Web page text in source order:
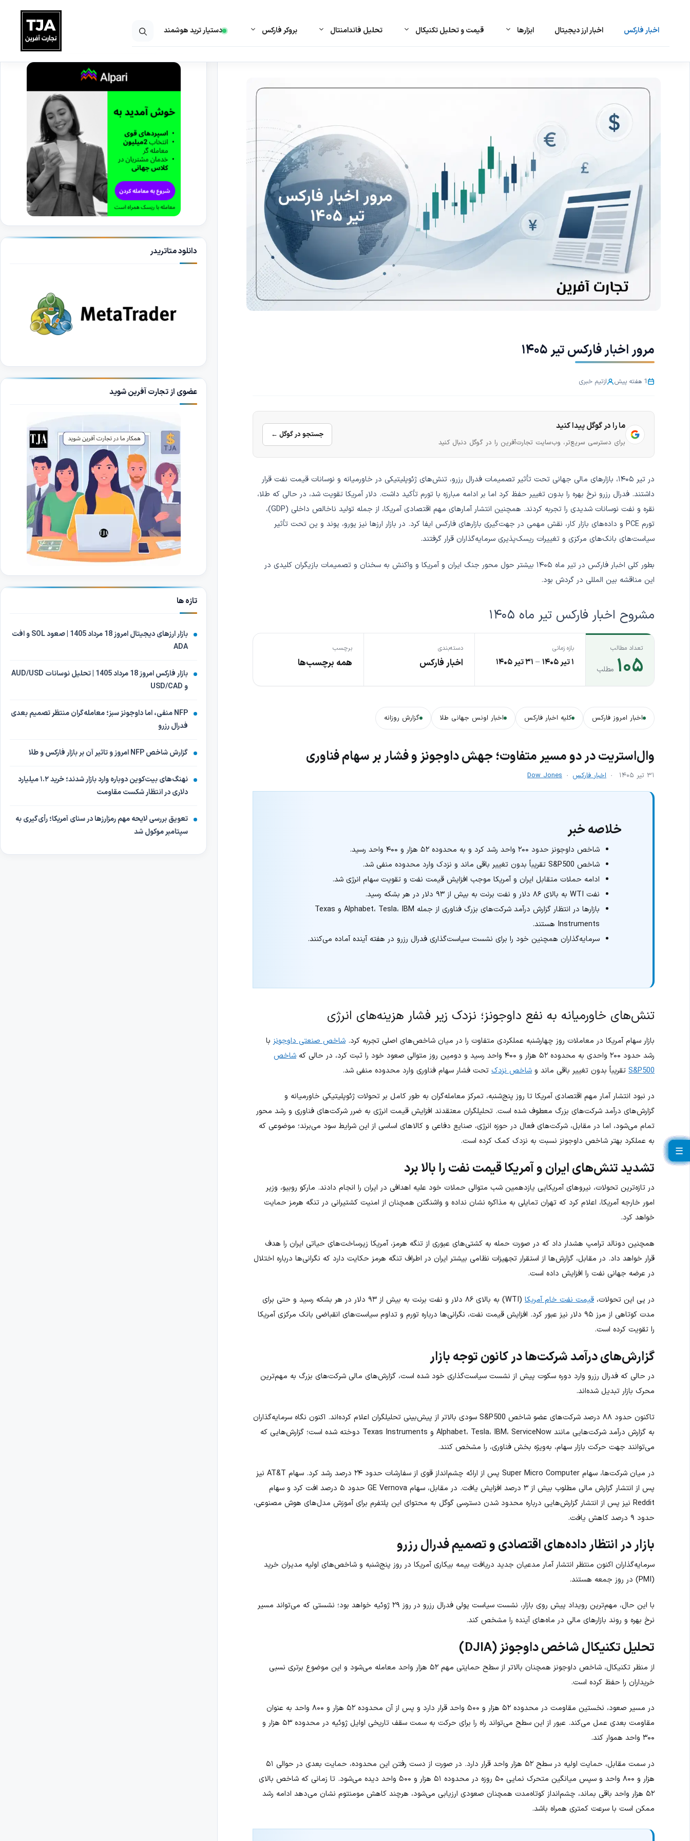
اخبار فارکس اخبار ارز دیجیتال ابزارها قیمت و تحلیل تکنیکال تحلیل فاندامنتال بروکر فارکس دستیار ترید هوشمند
مرور اخبار فارکس تیر ۱۴۰۵
1 هفته پیش ازتیم خبری
ما را در گوگل پیدا کنید
برای دسترسی سریع‌تر، وب‌سایت تجارت‌آفرین را در گوگل دنبال کنید
جستجو در گوگل ←
در تیر ۱۴۰۵، بازارهای مالی جهانی تحت تأثیر تصمیمات فدرال رزرو، تنش‌های ژئوپلیتیکی در خاورمیانه و نوسانات قیمت نفت قرار
داشتند. فدرال رزرو نرخ بهره را بدون تغییر حفظ کرد اما بر ادامه مبارزه با تورم تأکید داشت. دلار آمریکا تقویت شد، در حالی که طلا،
نقره و نفت نوسانات شدیدی را تجربه کردند. همچنین انتشار آمارهای مهم اقتصادی آمریکا، از جمله تولید ناخالص داخلی (GDP)،
تورم PCE و داده‌های بازار کار، نقش مهمی در جهت‌گیری بازارهای فارکس ایفا کرد. در بازار ارزها نیز یورو، پوند و ین تحت تأثیر
سیاست‌های بانک‌های مرکزی و تغییرات ریسک‌پذیری سرمایه‌گذاران قرار گرفتند.
بطور کلی اخبار فارکس در تیر ماه ۱۴۰۵ بیشتر حول محور جنگ ایران و آمریکا و واکنش به سخنان و تصمیمات بازیگران کلیدی در
این مناقشه بین المللی در گردش بود.
مشروح اخبار فارکس تیر ماه ۱۴۰۵
تعداد مطالب
۱۰۵ مطلب
بازه زمانی
۱ تیر ۱۴۰۵ – ۳۱ تیر ۱۴۰۵
دسته‌بندی
اخبار فارکس
برچسب
همه برچسب‌ها
اخبار امروز فارکس کلیه اخبار فارکس اخبار اونس جهانی طلا گزارش روزانه
وال‌استریت در دو مسیر متفاوت؛ جهش داوجونز و فشار بر سهام فناوری
۳۱ تیر ۱۴۰۵ اخبار فارکس Dow Jones
خلاصه خبر
شاخص داوجونز حدود ۲۰۰ واحد رشد کرد و به محدوده ۵۲ هزار و ۴۰۰ واحد رسید.
شاخص S&P500 تقریباً بدون تغییر باقی ماند و نزدک وارد محدوده منفی شد.
ادامه حملات متقابل ایران و آمریکا موجب افزایش قیمت نفت و تقویت سهام انرژی شد.
نفت WTI به بالای ۸۶ دلار و نفت برنت به بیش از ۹۳ دلار در هر بشکه رسید.
بازارها در انتظار گزارش درآمد شرکت‌های بزرگ فناوری از جمله Alphabet، Tesla، IBM و Texas
Instruments هستند.
سرمایه‌گذاران همچنین خود را برای نشست سیاست‌گذاری فدرال رزرو در هفته آینده آماده می‌کنند.
تنش‌های خاورمیانه به نفع داوجونز؛ نزدک زیر فشار هزینه‌های انرژی
بازار سهام آمریکا در معاملات روز چهارشنبه عملکردی متفاوت را در میان شاخص‌های اصلی تجربه کرد. شاخص صنعتی داوجونز با
رشد حدود ۲۰۰ واحدی به محدوده ۵۲ هزار و ۴۰۰ واحد رسید و دومین روز متوالی صعود خود را ثبت کرد، در حالی که
شاخص
S&P500 تقریباً بدون تغییر باقی ماند و شاخص نزدک تحت فشار سهام فناوری وارد محدوده منفی شد.
در نبود انتشار آمار مهم اقتصادی آمریکا تا روز پنج‌شنبه، تمرکز معامله‌گران به طور کامل بر تحولات ژئوپلیتیکی خاورمیانه و
گزارش‌های درآمد شرکت‌های بزرگ معطوف شده است. تحلیلگران معتقدند افزایش قیمت انرژی به ضرر شرکت‌های فناوری و رشد محور
تمام می‌شود، اما در مقابل، شرکت‌های فعال در حوزه انرژی، صنایع دفاعی و کالاهای اساسی از این شرایط سود می‌برند؛ موضوعی که
به عملکرد بهتر شاخص داوجونز نسبت به نزدک کمک کرده است.
تشدید تنش‌های ایران و آمریکا قیمت نفت را بالا برد
در تازه‌ترین تحولات، نیروهای آمریکایی یازدهمین شب متوالی حملات خود علیه اهدافی در ایران را انجام دادند. مارکو روبیو، وزیر
امور خارجه آمریکا، اعلام کرد که تهران تمایلی به مذاکره نشان نداده و واشنگتن همچنان از امنیت کشتیرانی در تنگه هرمز حمایت
خواهد کرد.
همچنین دونالد ترامپ هشدار داد که در صورت حمله به کشتی‌های عبوری از تنگه هرمز، آمریکا زیرساخت‌های حیاتی ایران را هدف
قرار خواهد داد. در مقابل، گزارش‌ها از استقرار تجهیزات نظامی بیشتر ایران در اطراف تنگه هرمز حکایت دارد که نگرانی‌ها درباره اختلال
در عرضه جهانی نفت را افزایش داده است.
در پی این تحولات، قیمت نفت خام آمریکا
(WTI) به بالای ۸۶ دلار و نفت برنت به بیش از ۹۳ دلار در هر بشکه رسید و حتی برای
مدت کوتاهی از مرز ۹۵ دلار نیز عبور کرد. افزایش قیمت نفت، نگرانی‌ها درباره تورم و تداوم سیاست‌های انقباضی بانک مرکزی آمریکا
را تقویت کرده است.
گزارش‌های درآمد شرکت‌ها در کانون توجه بازار
در حالی که فدرال رزرو وارد دوره سکوت پیش از نشست سیاست‌گذاری خود شده است، گزارش‌های مالی شرکت‌های بزرگ به مهم‌ترین
محرک بازار تبدیل شده‌اند.
تاکنون حدود ۸۸ درصد شرکت‌های عضو شاخص S&P500 سودی بالاتر از پیش‌بینی تحلیلگران اعلام کرده‌اند. اکنون نگاه سرمایه‌گذاران
به گزارش درآمد شرکت‌هایی مانند Alphabet، Tesla، IBM، ServiceNow و Texas Instruments دوخته شده است؛ گزارش‌هایی که
می‌توانند جهت حرکت بازار سهام، به‌ویژه بخش فناوری، را مشخص کنند.
در میان شرکت‌ها، سهام Super Micro Computer پس از ارائه چشم‌انداز قوی از سفارشات حدود ۲۴ درصد رشد کرد. سهام AT&T نیز
پس از انتشار گزارش مالی مطلوب بیش از ۳ درصد افزایش یافت. در مقابل، سهام GE Vernova حدود ۵ درصد افت کرد و سهام
Reddit نیز پس از انتشار گزارش‌هایی درباره محدود شدن دسترسی گوگل به محتوای این پلتفرم برای آموزش مدل‌های هوش مصنوعی،
حدود ۹ درصد کاهش یافت.
بازار در انتظار داده‌های اقتصادی و تصمیم فدرال رزرو
سرمایه‌گذاران اکنون منتظر انتشار آمار مدعیان جدید دریافت بیمه بیکاری آمریکا در روز پنج‌شنبه و شاخص‌های اولیه مدیران خرید
(PMI) در روز جمعه هستند.
با این حال، مهم‌ترین رویداد پیش روی بازار، نشست سیاست پولی فدرال رزرو در روز ۲۹ ژوئیه خواهد بود؛ نشستی که می‌تواند مسیر
نرخ بهره و روند بازارهای مالی در ماه‌های آینده را مشخص کند.
تحلیل تکنیکال شاخص داوجونز (DJIA)
از منظر تکنیکال، شاخص داوجونز همچنان بالاتر از سطح حمایتی مهم ۵۲ هزار واحد معامله می‌شود و این موضوع برتری نسبی
خریداران را حفظ کرده است.
در مسیر صعود، نخستین مقاومت در محدوده ۵۲ هزار و ۵۰۰ واحد قرار دارد و پس از آن محدوده ۵۲ هزار و ۸۰۰ واحد به عنوان
مقاومت بعدی عمل می‌کند. عبور از این سطح می‌تواند راه را برای حرکت به سمت سقف تاریخی اوایل ژوئیه در محدوده ۵۳ هزار و
۳۰۰ واحد هموار کند.
در سمت مقابل، حمایت اولیه در سطح ۵۲ هزار واحد قرار دارد. در صورت از دست رفتن این محدوده، حمایت بعدی در حوالی ۵۱
هزار و ۸۰۰ واحد و سپس میانگین متحرک نمایی ۵۰ روزه در محدوده ۵۱ هزار و ۵۰۰ واحد دیده می‌شود. تا زمانی که شاخص بالای
۵۲ هزار واحد باقی بماند، چشم‌انداز کوتاه‌مدت همچنان صعودی ارزیابی می‌شود، هرچند کاهش مومنتوم نشان می‌دهد ادامه رشد
ممکن است با سرعت کمتری همراه باشد.
☰
☰
☰
☰
☰
☰
☰
☰
☰
☰
☰
☰
☰
☰
☰
☰
☰
☰
☰
☰
☰
دانلود متاتریدر
عضوی از تجارت آفرین شوید
تازه ها
بازار ارزهای دیجیتال امروز 18 مرداد 1405 | صعود SOL و افت
ADA
بازار فارکس امروز 18 مرداد 1405 | تحلیل نوسانات AUD/USD
و USD/CAD
NFP منفی، اما داوجونز سبز؛ معامله‌گران منتظر تصمیم بعدی
فدرال رزرو
گزارش شاخص NFP امروز و تاثیر آن بر بازار فارکس و طلا
نهنگ‌های بیت‌کوین دوباره وارد بازار شدند؛ خرید ۱.۲ میلیارد
دلاری در انتظار شکست مقاومت
تعویق بررسی لایحه مهم رمزارزها در سنای آمریکا؛ رأی‌گیری به
سپتامبر موکول شد